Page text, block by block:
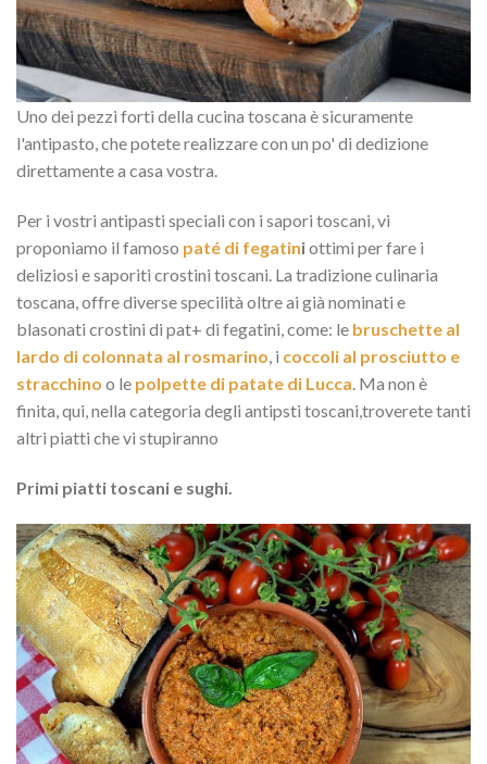
Uno dei pezzi forti della cucina toscana è sicuramente
l'antipasto, che potete realizzare con un po' di dedizione
direttamente a casa vostra.
Per i vostri antipasti speciali con i sapori toscani, vi
proponiamo il famoso paté di fegatiniottimi per fare i
deliziosi e saporiti crostini toscani. La tradizione culinaria
toscana, offre diverse specilità oltre ai già nominati e
blasonati crostini di pat+ di fegatini, come: le bruschette al
lardo di colonnata al rosmarino, i coccoli al prosciutto e
stracchino o le polpette di patate di Lucca. Ma non è
finita, qui, nella categoria degli antipsti toscani,troverete tanti
altri piatti che vi stupiranno
Primi piatti toscani e sughi.